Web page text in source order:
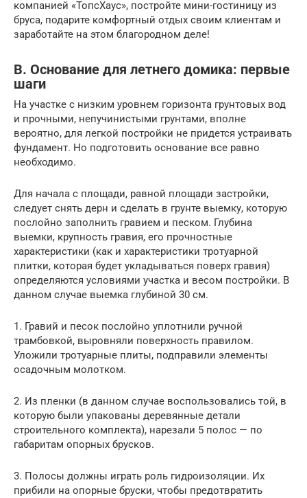
компанией «ТопсХаус», постройте мини-гостиницу из
бруса, подарите комфортный отдых своим клиентам и
заработайте на этом благородном деле!
В. Основание для летнего домика: первые
шаги
На участке с низким уровнем горизонта грунтовых вод
и прочными, непучинистыми грунтами, вполне
вероятно, для легкой постройки не придется устраивать
фундамент. Но подготовить основание все равно
необходимо.
Для начала с площади, равной площади застройки,
следует снять дерн и сделать в грунте выемку, которую
послойно заполнить гравием и песком. Глубина
выемки, крупность гравия, его прочностные
характеристики (как и характеристики тротуарной
плитки, которая будет укладываться поверх гравия)
определяются условиями участка и весом постройки. В
данном случае выемка глубиной 30 см.
1. Гравий и песок послойно уплотнили ручной
трамбовкой, выровняли поверхность правилом.
Уложили тротуарные плиты, подправили элементы
осадочным молотком.
2. Из пленки (в данном случае воспользовались той, в
которую были упакованы деревянные детали
строительного комплекта), нарезали 5 полос — по
габаритам опорных брусков.
3. Полосы должны играть роль гидроизоляции. Их
прибили на опорные бруски, чтобы предотвратить